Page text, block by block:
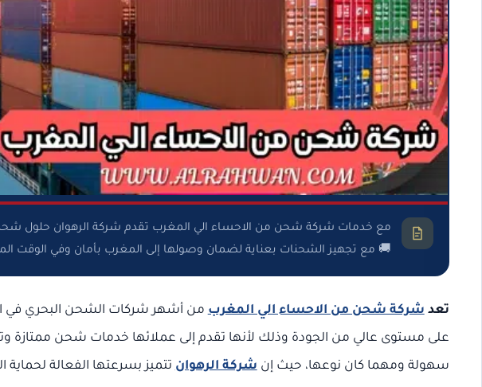
مع خدمات شركة شحن من الاحساء الي المغرب تقدم شركة الرهوان حلول شحن
🚚 مع تجهيز الشحنات بعناية لضمان وصولها إلى المغرب بأمان وفي الوقت
تعدشركة شحن من الاحساء الي المغربمن أشهر شركات الشحن البحري في
على مستوى عالي من الجودة وذلك لأنها تقدم إلى عملائها خدمات شحن ممتازة
سهولة ومهما كان نوعها، حيث إنشركة الرهوانتتميز بسرعتها الفعالة